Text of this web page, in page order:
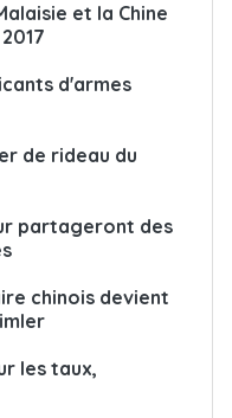
et la Chine
d'armes
de rideau du
partageront des
chinois devient
les taux,